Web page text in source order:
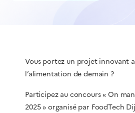
Vous portez un projet innovant
l’alimentation de demain ?
Participez au concours « On
2025 » organisé par FoodTech